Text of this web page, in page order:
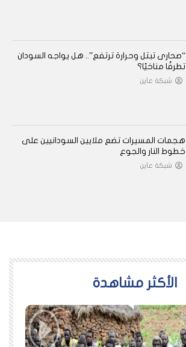
“صحارى تبتل وحرارة ترتفع”.. هل يواجه السودان
تطرفًا مناخيًا؟
شبكة عاين
هجمات المسيرات تضع ملايين السودانيين على
خطوط النار والجوع
شبكة عاين
اﻷكثر مشاهدة